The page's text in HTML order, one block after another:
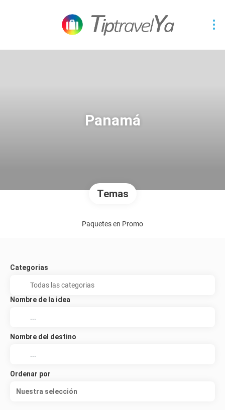
Panamá
Temas
Paquetes en Promo
Categorias
Nombre de la idea
Nombre del destino
Ordenar por
Nuestra selección